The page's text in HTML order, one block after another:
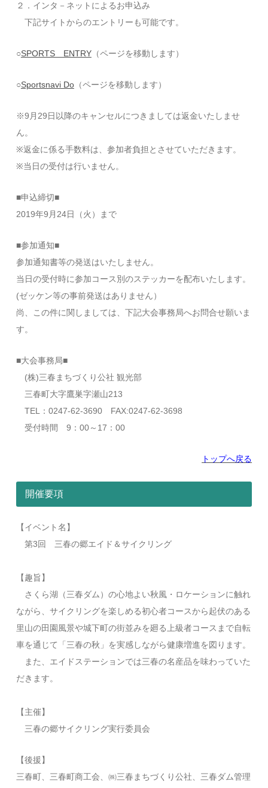
２．インタ－ネットによるお申込み
下記サイトからのエントリーも可能です。
○SPORTS ENTRY（ページを移動します）
○Sportsnavi Do（ページを移動します）
​※9月29日以降のキャンセルにつきましては返金いたしませ
ん。
※返金に係る手数料は、参加者負担とさせていただきます。
※当日の受付は行いません。
​■申込締切■
2019年9月24日（火）まで
■参加通知■
参加通知書等の発送はいたしません。
当日の受付時に参加コース別のステッカーを配布いたします。
(ゼッケン等の事前発送はありません）
尚、この件に関しましては、下記大会事務局へお問合せ願いま
す。
■大会事務局■
(株)三春まちづくり公社 観光部
三春町大字鷹巣字瀬山213
TEL：0247-62-3690 FAX:0247-62-3698
受付時間 9：00～17：00
トップへ戻る
開催要項
【イベント名】
第3回 三春の郷エイド＆サイクリング
【趣旨】
さくら湖（三春ダム）の心地よい秋風・ロケーションに触れ
ながら、サイクリングを楽しめる初心者コースから起伏のある
里山の田園風景や城下町の街並みを廻る上級者コースまで自転
車を通じて「三春の秋」を実感しながら健康増進を図ります。
また、エイドステーションでは三春の名産品を味わっていた
だきます。
【主催】
三春の郷サイクリング実行委員会
【後援】
三春町、三春町商工会、㈱三春まちづくり公社、三春ダム管理